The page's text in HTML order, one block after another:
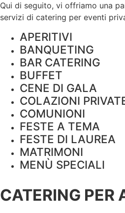
Qui di seguito, vi offriamo una
servizi di catering per eventi
APERITIVI
BANQUETING
BAR CATERING
BUFFET
CENE DI GALA
COLAZIONI
COMUNIONI
FESTE A TEMA
FESTE DI LAUREA
MATRIMONI
MENÙ SPECIALI
CATERING PER